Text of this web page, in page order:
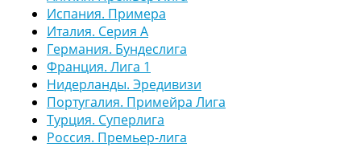
Испания. Примера
Италия. Серия А
Германия. Бундеслига
Франция. Лига 1
Нидерланды. Эредивизи
Португалия. Примейра Лига
Турция. Суперлига
Россия. Премьер-лига